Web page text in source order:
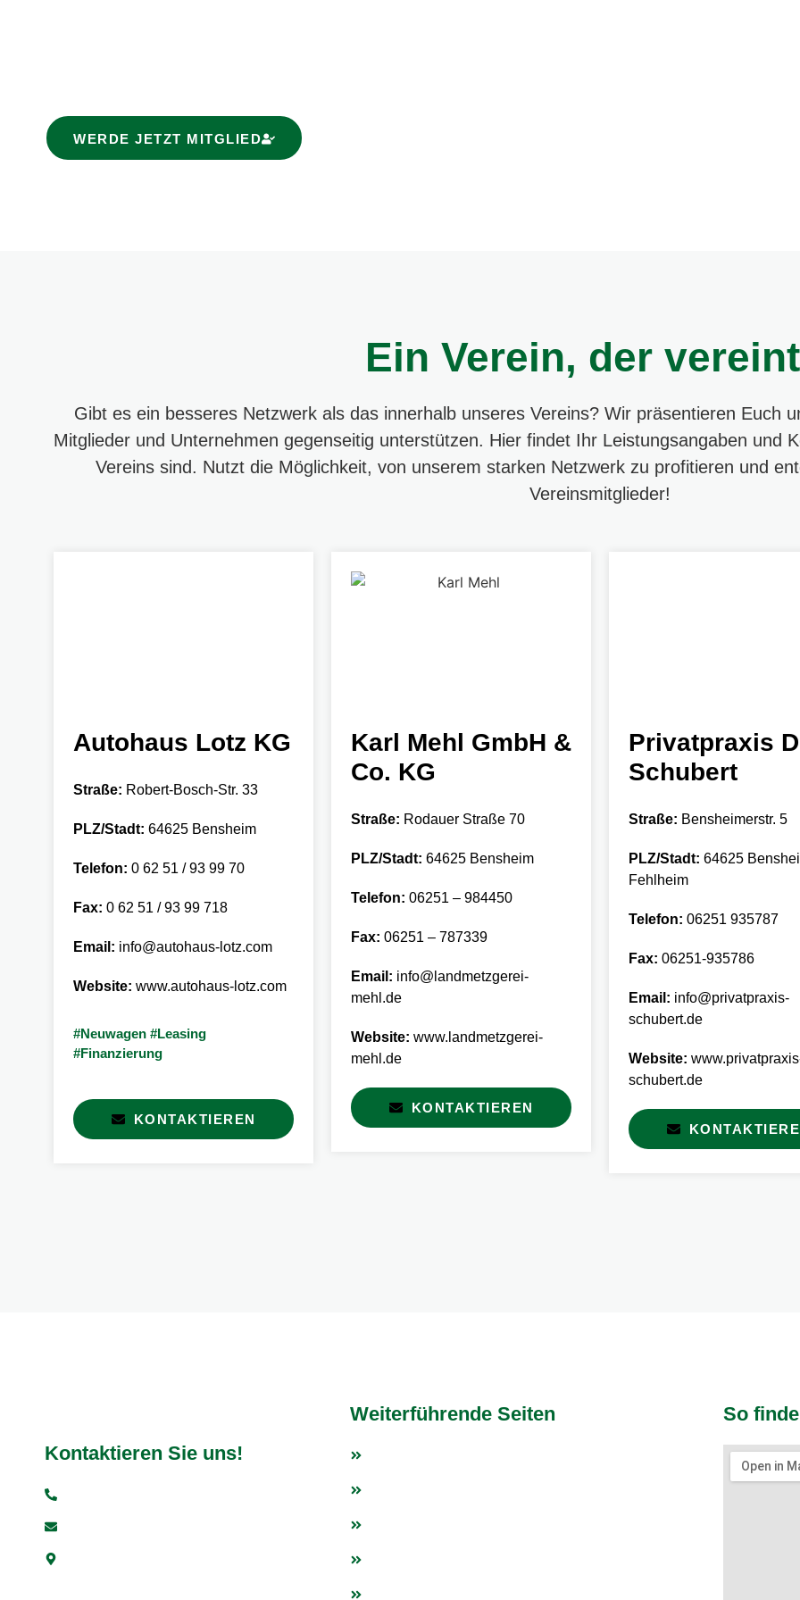
WERDE JETZT MITGLIED
Ein Verein, der
Gibt es ein besseres Netzwerk als das innerhalb unseres Vereins? Wir präsentieren Euch
Mitglieder und Unternehmen gegenseitig unterstützen. Hier findet Ihr Leistungsangaben und
Vereins sind. Nutzt die Möglichkeit, von unserem starken Netzwerk zu profitieren und
Vereinsmitglieder!
Autohaus Lotz KG
Straße: Robert-Bosch-Str. 33
PLZ/Stadt: 64625 Bensheim
Telefon: 0 62 51 / 93 99 70
Fax: 0 62 51 / 93 99 718
Email: info@autohaus-lotz.com
Website: www.autohaus-lotz.com
#Neuwagen #Leasing
#Finanzierung
KONTAKTIEREN
Karl Mehl GmbH &
Co. KG
Straße: Rodauer Straße 70
PLZ/Stadt: 64625 Bensheim
Telefon: 06251 – 984450
Fax: 06251 – 787339
Email: info@landmetzgerei-
mehl.de
Website: www.landmetzgerei-
mehl.de
KONTAKTIEREN
Privatpraxis
Schubert
Straße: Bensheimerstr. 5
PLZ/Stadt: 64625
Fehlheim
Telefon: 06251 935787
Fax: 06251-935786
Email: info@privatpraxis-
schubert.de
Website:
schubert.de
Kontaktieren Sie uns!
Weiterführende Seiten So